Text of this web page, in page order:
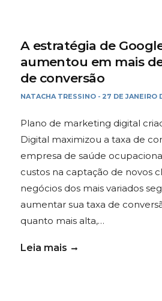
A estratégia de
aumentou em mais
de conversão
NATACHA TRESSINO - 27 DE JANEIRO
Plano de marketing digital
Digital maximizou a taxa de
empresa de saúde
custos na captação de novos
negócios dos mais variados
aumentar sua taxa de
quanto mais alta,…
Leia mais